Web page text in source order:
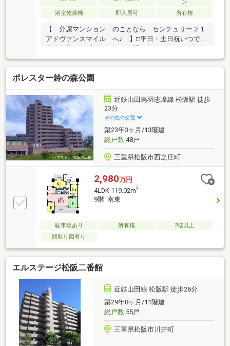
ン
浴室乾燥機
即入居可 所有権
【 分譲マンション のことなら センチュリー２１
アドヴァンスマイル へ♪ 】□平日・土日祝いつでも
当社おすすめポイント／◆紀勢本線「松阪」駅徒歩15
分！◆松阪の中心部で便利な立地♪◆家族みんながゆ
ったりくつろげる１8.7帖以上の広々ＬＤK！◆全居室
収納付き！◆ペット可（規約有）
ポレスター鈴の森公園
近鉄山田鳥羽志摩線 松阪駅 徒歩
23分
その他の交通
築23年3ヶ月/13階建
総戸数48戸
三重県松阪市西之庄町
2,980万円
4LDK 119.02m2
9階 南東
駐車場あり 所有権
2階以上
間取り図有り
エルステージ松阪二番館
近鉄山田線 松阪駅 徒歩26分
築29年8ヶ月/11階建
総戸数55戸
三重県松阪市川井町